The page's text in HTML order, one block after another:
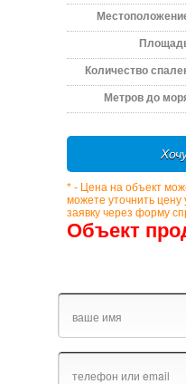
Количество
Метров до
* - Цена на объект
можете уточнить
заявку через форму
Объект